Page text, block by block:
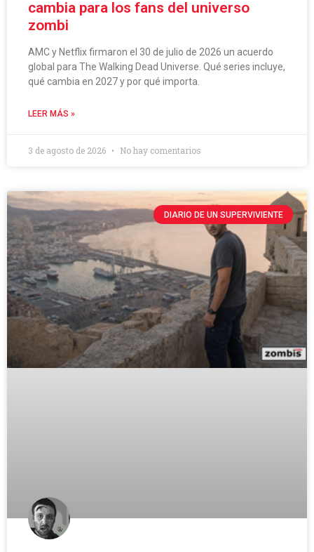
cambia para los fans del universo
zombi
AMC y Netflix firmaron el 30 de julio de 2026 un acuerdo
global para The Walking Dead Universe. Qué series incluye,
qué cambia en 2027 y por qué importa.
LEER MÁS »
3 de agosto de 2026 No hay comentarios
DIARIO DE UN SUPERVIVIENTE